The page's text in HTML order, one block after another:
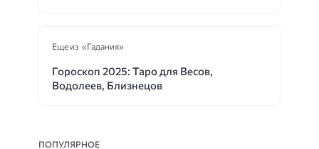
Еще из «Гадания»
Гороскоп 2025: Таро для Весов,
Водолеев, Близнецов
ПОПУЛЯРНОЕ